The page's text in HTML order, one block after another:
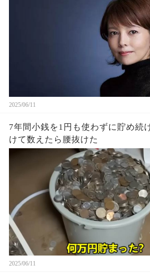
2025/06/11
7年間小銭を1円も使わずに貯め続
けて数えたら腰抜けた
2025/06/11